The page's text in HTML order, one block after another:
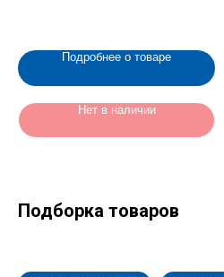
Подробнее о товаре
Нет в наличии
Подборка товаров